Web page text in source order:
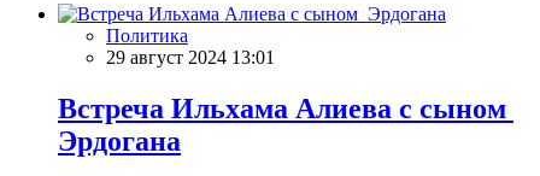
Политика
29 август 2024 13:01
Встреча Ильхама Алиева с сыном
Эрдогана